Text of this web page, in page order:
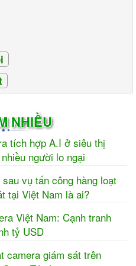
NHIỀU
tích hợp A.I ở siêu thị
người lo ngại
vụ tấn công hàng loạt
tại Việt Nam là ai?
Việt Nam: Cạnh tranh
tỷ USD
camera giám sát trên